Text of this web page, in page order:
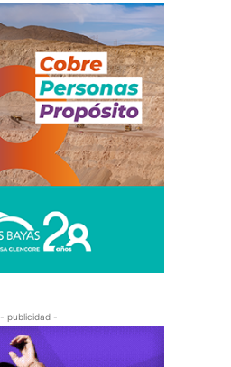
- publicidad -